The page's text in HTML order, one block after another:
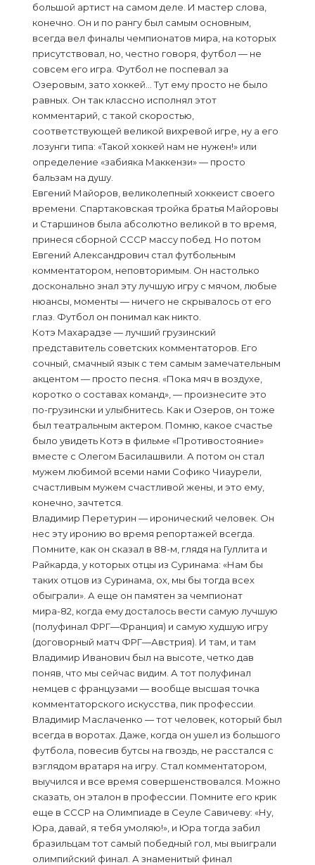
большой артист на самом деле. И мастер слова,
конечно. Он и по рангу был самым основным,
всегда вел финалы чемпионатов мира, на которых
присутствовал, но, честно говоря, футбол — не
совсем его игра. Футбол не поспевал за
Озеровым, зато хоккей… Тут ему просто не было
равных. Он так классно исполнял этот
комментарий, с такой скоростью,
соответствующей великой вихревой игре, ну а его
лозунги типа: «Такой хоккей нам не нужен!» или
определение «забияка Маккензи» — просто
бальзам на душу.
Евгений Майоров, великолепный хоккеист своего
времени. Спартаковская тройка братья Майоровы
и Старшинов была абсолютно великой в то время,
принеся сборной СССР массу побед. Но потом
Евгений Александрович стал футбольным
комментатором, неповторимым. Он настолько
досконально знал эту лучшую игру с мячом, любые
нюансы, моменты — ничего не скрывалось от его
глаз. Футбол он понимал как никто.
Котэ Махарадзе — лучший грузинский
представитель советских комментаторов. Его
сочный, смачный язык с тем самым замечательным
акцентом — просто песня. «Пока мяч в воздухе,
коротко о составах команд», — произнесите это
по-грузински и улыбнитесь. Как и Озеров, он тоже
был театральным актером. Помню, какое счастье
было увидеть Котэ в фильме «Противостояние»
вместе с Олегом Басилашвили. А потом он стал
мужем любимой всеми нами Софико Чиаурели,
счастливым мужем счастливой жены, и это ему,
конечно, зачтется.
Владимир Перетурин — иронический человек. Он
нес эту иронию во время репортажей всегда.
Помните, как он сказал в 88-м, глядя на Гуллита и
Райкарда, у которых отцы из Суринама: «Нам бы
таких отцов из Суринама, ох, мы бы тогда всех
обыграли». А еще он памятен за чемпионат
мира-82, когда ему досталось вести самую лучшую
(полуфинал ФРГ—Франция) и самую худшую игру
(договорный матч ФРГ—Австрия). И там, и там
Владимир Иванович был на высоте, четко дав
поняв, что мы сейчас видим. А тот полуфинал
немцев с французами — вообще высшая точка
комментаторского искусства, пик профессии.
Владимир Маслаченко — тот человек, который был
всегда в воротах. Даже, когда он ушел из большого
футбола, повесив бутсы на гвоздь, не расстался с
взглядом вратаря на игру. Стал комментатором,
выучился и все время совершенствовался. Можно
сказать, он эталон в профессии. Помните его крик
еще в СССР на Олимпиаде в Сеуле Савичеву: «Ну,
Юра, давай, я тебя умоляю!», и Юра тогда забил
бразильцам тот самый победный гол, мы выиграли
олимпийский финал. А знаменитый финал